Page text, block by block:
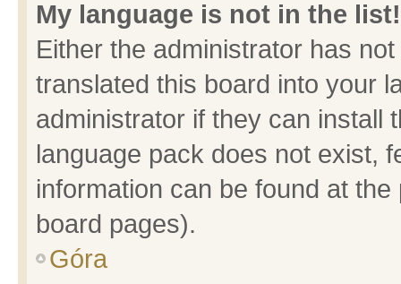
My language is not in the list!
Either the administrator has
translated this board into your
administrator if they can install
language pack does not exist,
information can be found at
board pages).
Góra